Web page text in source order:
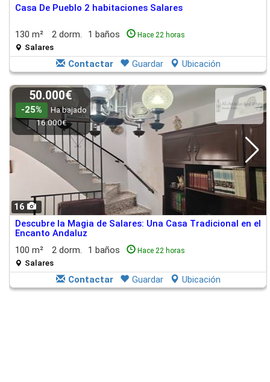
Casa De Pueblo 2 habitaciones Salares
130 m² 2 dorm. 1 baños Hace 22 horas
Salares
Contactar Guardar Ubicación
16
50.000€
-25%
Ha bajado
16.000€
Descubre la Magia de Salares: Una Casa Tradicional en el
Encanto Andaluz
100 m²
2 dorm. 1 baños Hace 22 horas
Salares
Contactar Guardar Ubicación